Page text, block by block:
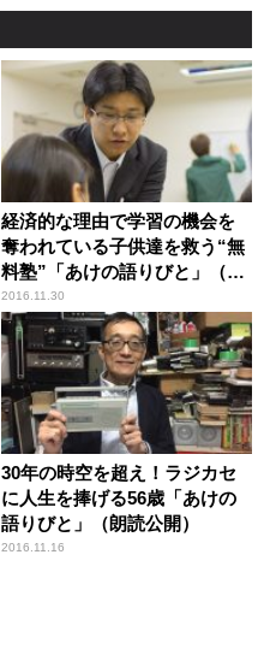
経済的な理由で学習の機会を
奪われている子供達を救う“無
料塾”「あけの語りびと」（朗
読公開）
2016.11.30
30年の時空を超え！ラジカセ
に人生を捧げる56歳「あけの
語りびと」（朗読公開）
2016.11.16